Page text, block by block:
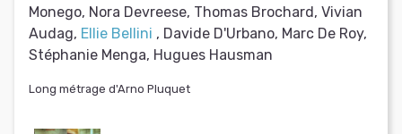
Monego, Nora Devreese, Thomas Brochard, Vivian
Audag, Ellie Bellini , Davide D'Urbano, Marc De Roy,
Stéphanie Menga, Hugues Hausman
Long métrage d'Arno Pluquet